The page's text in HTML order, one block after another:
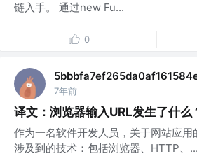
链入手。 通过new Fu...
0
7年前
译文：浏览器输入URL发生了什么
作为一名软件开发人员，关于网站应用
涉及到的技术：包括浏览器、HTTP、...